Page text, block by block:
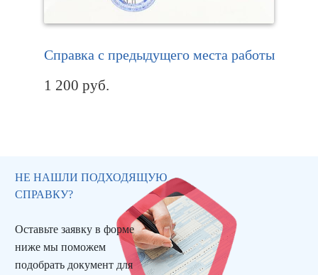
Справка с предыдущего места работы
1 200 руб.
НЕ НАШЛИ ПОДХОДЯЩУЮ
СПРАВКУ?
Оставьте заявку в форме
ниже мы поможем
подобрать документ для